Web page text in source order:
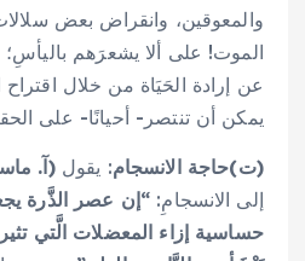
والمعوقين، وانقراض بعض
الموت! على ألا يشعرَهم
عن إرادة الحَيَاة من خلال اقتراح
يمكن أن تنتصر- أحيانًا- على
(ت)حاجة الانسجام: يقول(آ.
إلى الانسجامِ: “إن عصر الذَّرة
حساسية إزاء المعضلات الَّتي